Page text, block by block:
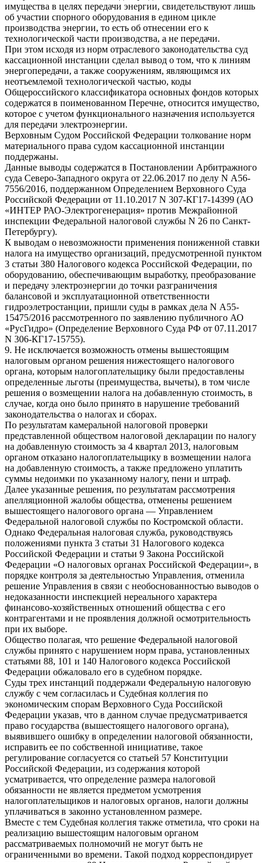
имущества в целях передачи энергии, свидетельствуют лишь
об участии спорного оборудования в едином цикле
производства энергии, то есть об отнесении его к
технологической части производства, а не передачи.
При этом исходя из норм отраслевого законодательства суд
кассационной инстанции сделал вывод о том, что к линиям
энергопередачи, а также сооружениям, являющимся их
неотъемлемой технологической частью, коды
Общероссийского классификатора основных фондов которых
содержатся в поименованном Перечне, относится имущество,
которое с учетом функционального назначения используется
для передачи электроэнергии.
Верховным Судом Российской Федерации толкование норм
материального права судом кассационной инстанции
поддержаны.
Данные выводы содержатся в Постановлении Арбитражного
суда Северо-Западного округа от 22.06.2017 по делу N А56-
7556/2016, поддержанном Определением Верховного Суда
Российской Федерации от 11.10.2017 N 307-КГ17-14399 (АО
«ИНТЕР РАО-Электрогенерация» против Межрайонной
инспекции Федеральной налоговой службы N 26 по Санкт-
Петербургу).
К выводам о невозможности применения пониженной ставки
налога на имущество организаций, предусмотренной пунктом
3 статьи 380 Налогового кодекса Российской Федерации, по
оборудованию, обеспечивающим выработку, преобразование
и передачу электроэнергии до точки разграничения
балансовой и эксплуатационной ответственности
гидроэлетростанции, пришли суды в рамках дела N А55-
15475/2016 рассмотренного по заявлению публичного АО
«РусГидро» (Определение Верховного Суда РФ от 07.11.2017
N 306-КГ17-15755).
9. Не исключается возможность отмены вышестоящим
налоговым органом решения нижестоящего налогового
органа, которым налогоплательщику были предоставлены
определенные льготы (преимущества, вычеты), в том числе
решения о возмещении налога на добавленную стоимость, в
случае, когда оно было принято в нарушение требований
законодательства о налогах и сборах.
По результатам камеральной налоговой проверки
представленной обществом налоговой декларации по налогу
на добавленную стоимость за 4 квартал 2013, налоговым
органом отказано налогоплательщику в возмещении налога
на добавленную стоимость, а также предложено уплатить
суммы недоимки по указанному налогу, пени и штраф.
Далее указанные решения, по результатам рассмотрения
апелляционной жалобы общества, отменены решением
вышестоящего налогового органа — Управлением
Федеральной налоговой службы по Костромской области.
Однако Федеральная налоговая служба, руководствуясь
положениями пункта 3 статьи 31 Налогового кодекса
Российской Федерации и статьи 9 Закона Российской
Федерации «О налоговых органах Российской Федерации», в
порядке контроля за деятельностью Управления, отменила
решение Управления в связи с необоснованностью выводов о
недоказанности инспекцией нереального характера
финансово-хозяйственных отношений общества с его
контрагентами и не проявления должной осмотрительность
при их выборе.
Общество полагая, что решение Федеральной налоговой
службы принято с нарушением норм права, установленных
статьями 88, 101 и 140 Налогового кодекса Российской
Федерации обжаловало его в судебном порядке.
Суды трех инстанций поддержали Федеральную налоговую
службу с чем согласилась и Судебная коллегия по
экономическим спорам Верховного Суда Российской
Федерации указав, что в данном случае предусматривается
право государства (вышестоящего налогового органа),
выявившего ошибку в определении налоговой обязанности,
исправить ее по собственной инициативе, такое
регулирование согласуется со статьей 57 Конституции
Российской Федерации, из содержания которой
усматривается, что определение размера налоговой
обязанности не является предметом усмотрения
налогоплательщиков и налоговых органов, налоги должны
уплачиваться в законно установленном размере.
Вместе с тем Судебная коллегия также отметила, что сроки на
реализацию вышестоящим налоговым органом
рассматриваемых полномочий не могут быть не
ограниченными во времени. Такой подход корреспондирует